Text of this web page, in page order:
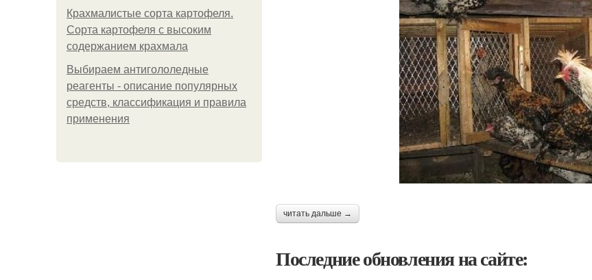
Крахмалистые сорта картофеля.
Сорта картофеля с высоким
содержанием крахмала
Выбираем антигололедные
реагенты - описание популярных
средств, классификация и правила
применения
читать дальше →
Последние обновления на сайте: